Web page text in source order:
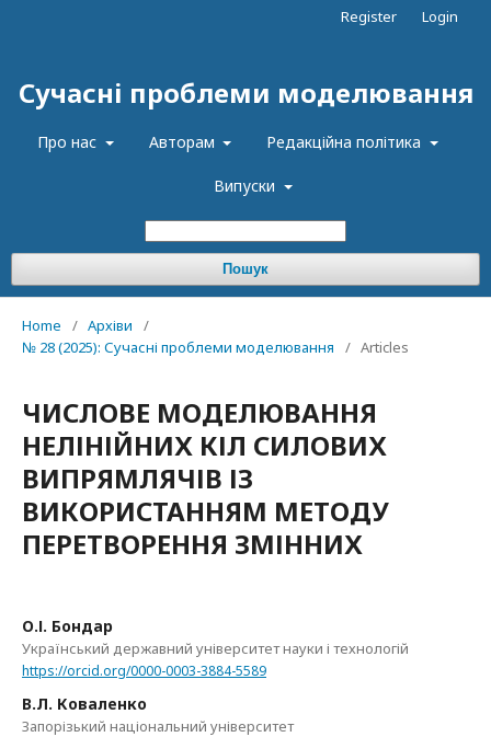
Сучасні проблеми моделювання
Про нас Авторам Редакційна політика
Випуски
Пошук
Register Login
Home / Архіви
/
№ 28 (2025): Сучасні проблеми моделювання
/ Articles
ЧИСЛОВЕ МОДЕЛЮВАННЯ
НЕЛІНІЙНИХ КІЛ СИЛОВИХ
ВИПРЯМЛЯЧІВ ІЗ
ВИКОРИСТАННЯМ МЕТОДУ
ПЕРЕТВОРЕННЯ ЗМІННИХ
О.І. Бондар
Український державний університет науки і технологій
https://orcid.org/0000-0003-3884-5589
В.Л. Коваленко
Запорізький національний університет